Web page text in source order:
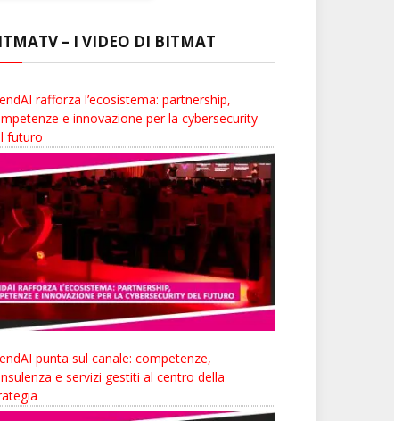
– I VIDEO DI BITMAT
rafforza l’ecosistema: partnership,
e innovazione per la cybersecurity
futuro
punta sul canale: competenze,
e servizi gestiti al centro della